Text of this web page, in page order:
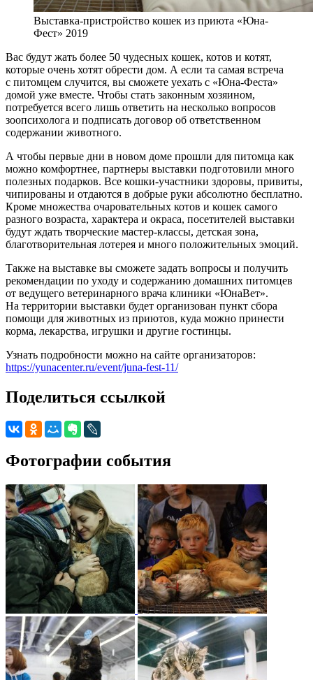
Выставка-пристройство кошек из приюта «Юна-
Фест» 2019
Вас будут жать более 50 чудесных кошек, котов и котят,
которые очень хотят обрести дом. А если та самая встреча
c питомцем случится, вы сможете уехать с «Юна-Феста»
домой уже вместе. Чтобы стать законным хозяином,
потребуется всего лишь ответить на несколько вопросов
зоопсихолога и подписать договор об ответственном
содержании животного.
А чтобы первые дни в новом доме прошли для питомца как
можно комфортнее, партнеры выставки подготовили много
полезных подарков. Все кошки-участники здоровы, привиты,
чипированы и отдаются в добрые руки абсолютно бесплатно.
Кроме множества очаровательных котов и кошек самого
разного возраста, характера и окраса, посетителей выставки
будут ждать творческие мастер-классы, детская зона,
благотворительная лотерея и много положительных эмоций.
Также на выставке вы сможете задать вопросы и получить
рекомендации по уходу и содержанию домашних питомцев
от ведущего ветеринарного врача клиники «ЮнаВет».
На территории выставки будет организован пункт сбора
помощи для животных из приютов, куда можно принести
корма, лекарства, игрушки и другие гостинцы.
Узнать подробности можно на сайте организаторов:
https://yunacenter.ru/event/juna-fest-11/
Поделиться ссылкой
Фотографии события